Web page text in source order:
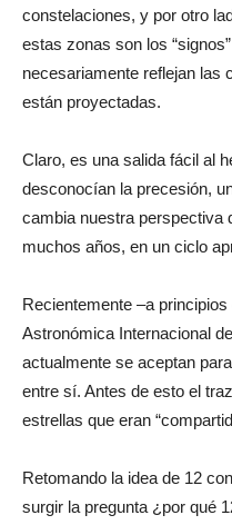
constelaciones, y por otro
estas zonas son los
necesariamente reflejan las
están proyectadas.
Claro, es una salida fácil al
desconocían la precesión,
cambia nuestra perspectiva
muchos años, en un ciclo
Recientemente –a
Astronómica Internacional
actualmente se aceptan
entre sí. Antes de esto el
estrellas que eran
Retomando la idea de 12
surgir la pregunta ¿por qué